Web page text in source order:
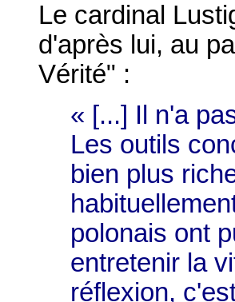
Le cardinal
d'après lui, au
Vérité" :
« [...] Il n'a
Les outils
bien plus
polonais ont
entretenir la
réflexion,